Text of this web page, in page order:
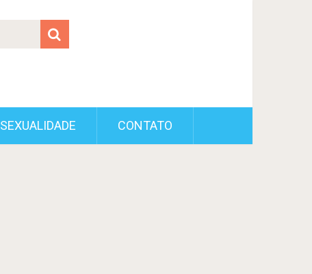
SEXUALIDADE CONTATO